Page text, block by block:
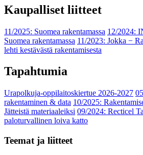
Kaupalliset liitteet
11/2025: Suomea rakentamassa 12/2024:
Suomea rakentamassa 11/2023: Jokka −
lehti kestävästä rakentamisesta
Tapahtumia
Urapolkuja-oppilaitoskiertue 2026-2027
rakentaminen & data 10/2025:
Jätteistä materiaaleiksi 09/2024: Recticel
paloturvallinen loiva katto
Teemat ja liitteet